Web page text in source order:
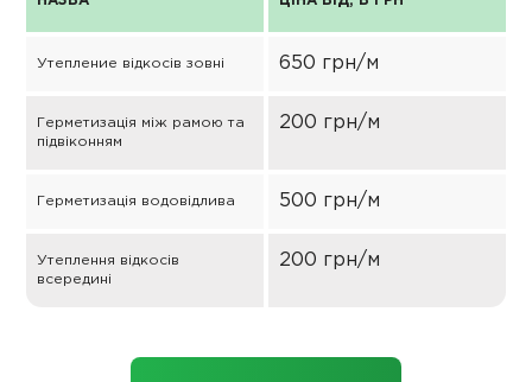
Утепление відкосів зовні 650 грн/м
Герметизація між рамою та
підвіконням
200 грн/м
Герметизація водовідлива 500 грн/м
Утеплення відкосів
всередині
200 грн/м